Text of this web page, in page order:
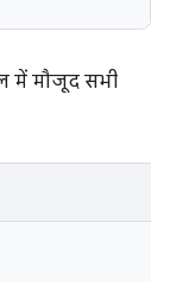
में मौजूद सभी